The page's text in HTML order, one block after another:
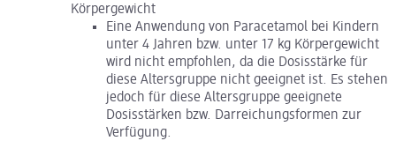
Körpergewicht
Eine Anwendung von Paracetamol bei Kindern
unter 4 Jahren bzw. unter 17 kg Körpergewicht
wird nicht empfohlen, da die Dosisstärke für
diese Altersgruppe nicht geeignet ist. Es stehen
jedoch für diese Altersgruppe geeignete
Dosisstärken bzw. Darreichungsformen zur
Verfügung.